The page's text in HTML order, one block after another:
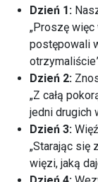
Dzień 1:
„Proszę
postępowali
Dzień 2:
„Z całą
jedni drugich
Dzień 3:
„Starając się
więzi, jaką